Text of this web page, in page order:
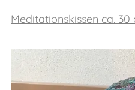
Kontakt
Meditationskissen ca. 30